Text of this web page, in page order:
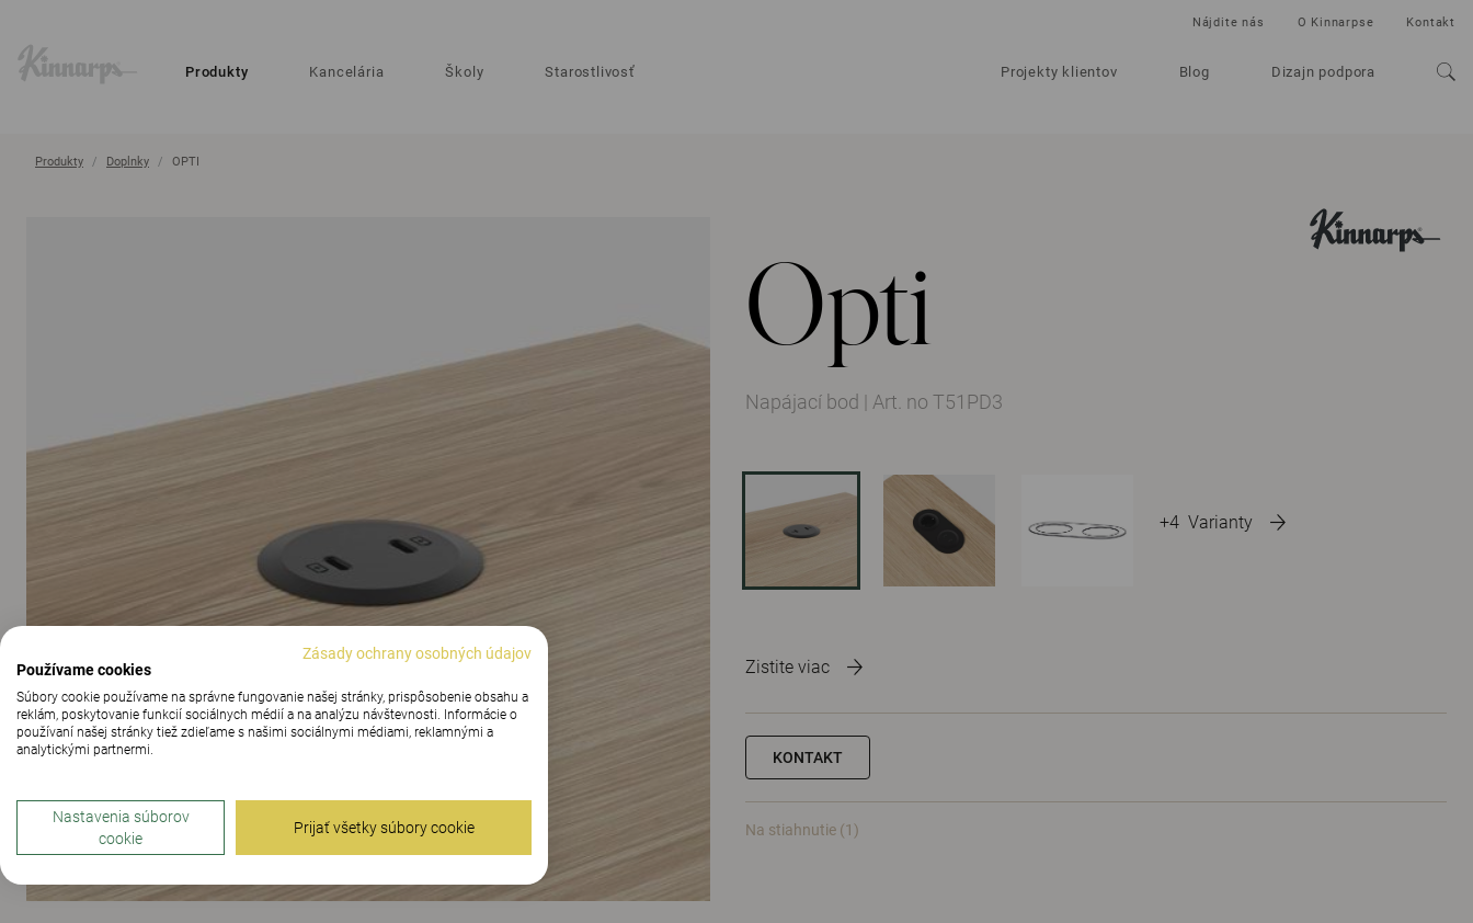
Produkty Kancelária Školy Starostlivosť Projekty klientov Blog Dizajn podpora
Nájdite nás O Kinnarpse Kontakt
Produkty Doplnky OPTI
Opti
+4 Varianty
Napájací bod | Art. no T51PD3
Zistite viac
KONTAKT
Na stiahnutie (1)
Zásady ochrany osobných údajov
Používame cookies
Súbory cookie používame na správne fungovanie našej stránky, prispôsobenie obsahu a
reklám, poskytovanie funkcií sociálnych médií a na analýzu návštevnosti. Informácie o
používaní našej stránky tiež zdieľame s našimi sociálnymi médiami, reklamnými a
analytickými partnermi.
Nastavenia súborov
cookie
Prijať všetky súbory cookie